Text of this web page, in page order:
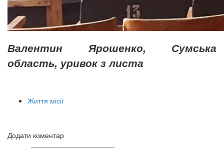
Валентин Ярошенко, Сумська
область, уривок з листа
Життя місії
Додати коментар